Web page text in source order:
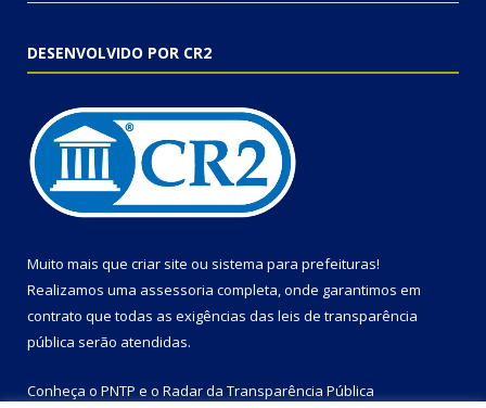
DESENVOLVIDO POR CR2
Muito mais que criar site ou sistema para prefeituras!
Realizamos uma assessoria completa, onde garantimos em
contrato que todas as exigências das leis de transparência
pública serão atendidas.
Conheça o PNTP e o Radar da Transparência Pública